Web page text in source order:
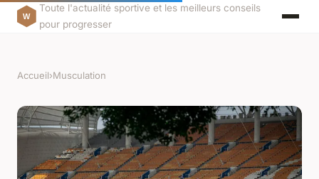
Toute l'actualité sportive et les meilleurs conseils
pour progresser
Accueil›Musculation